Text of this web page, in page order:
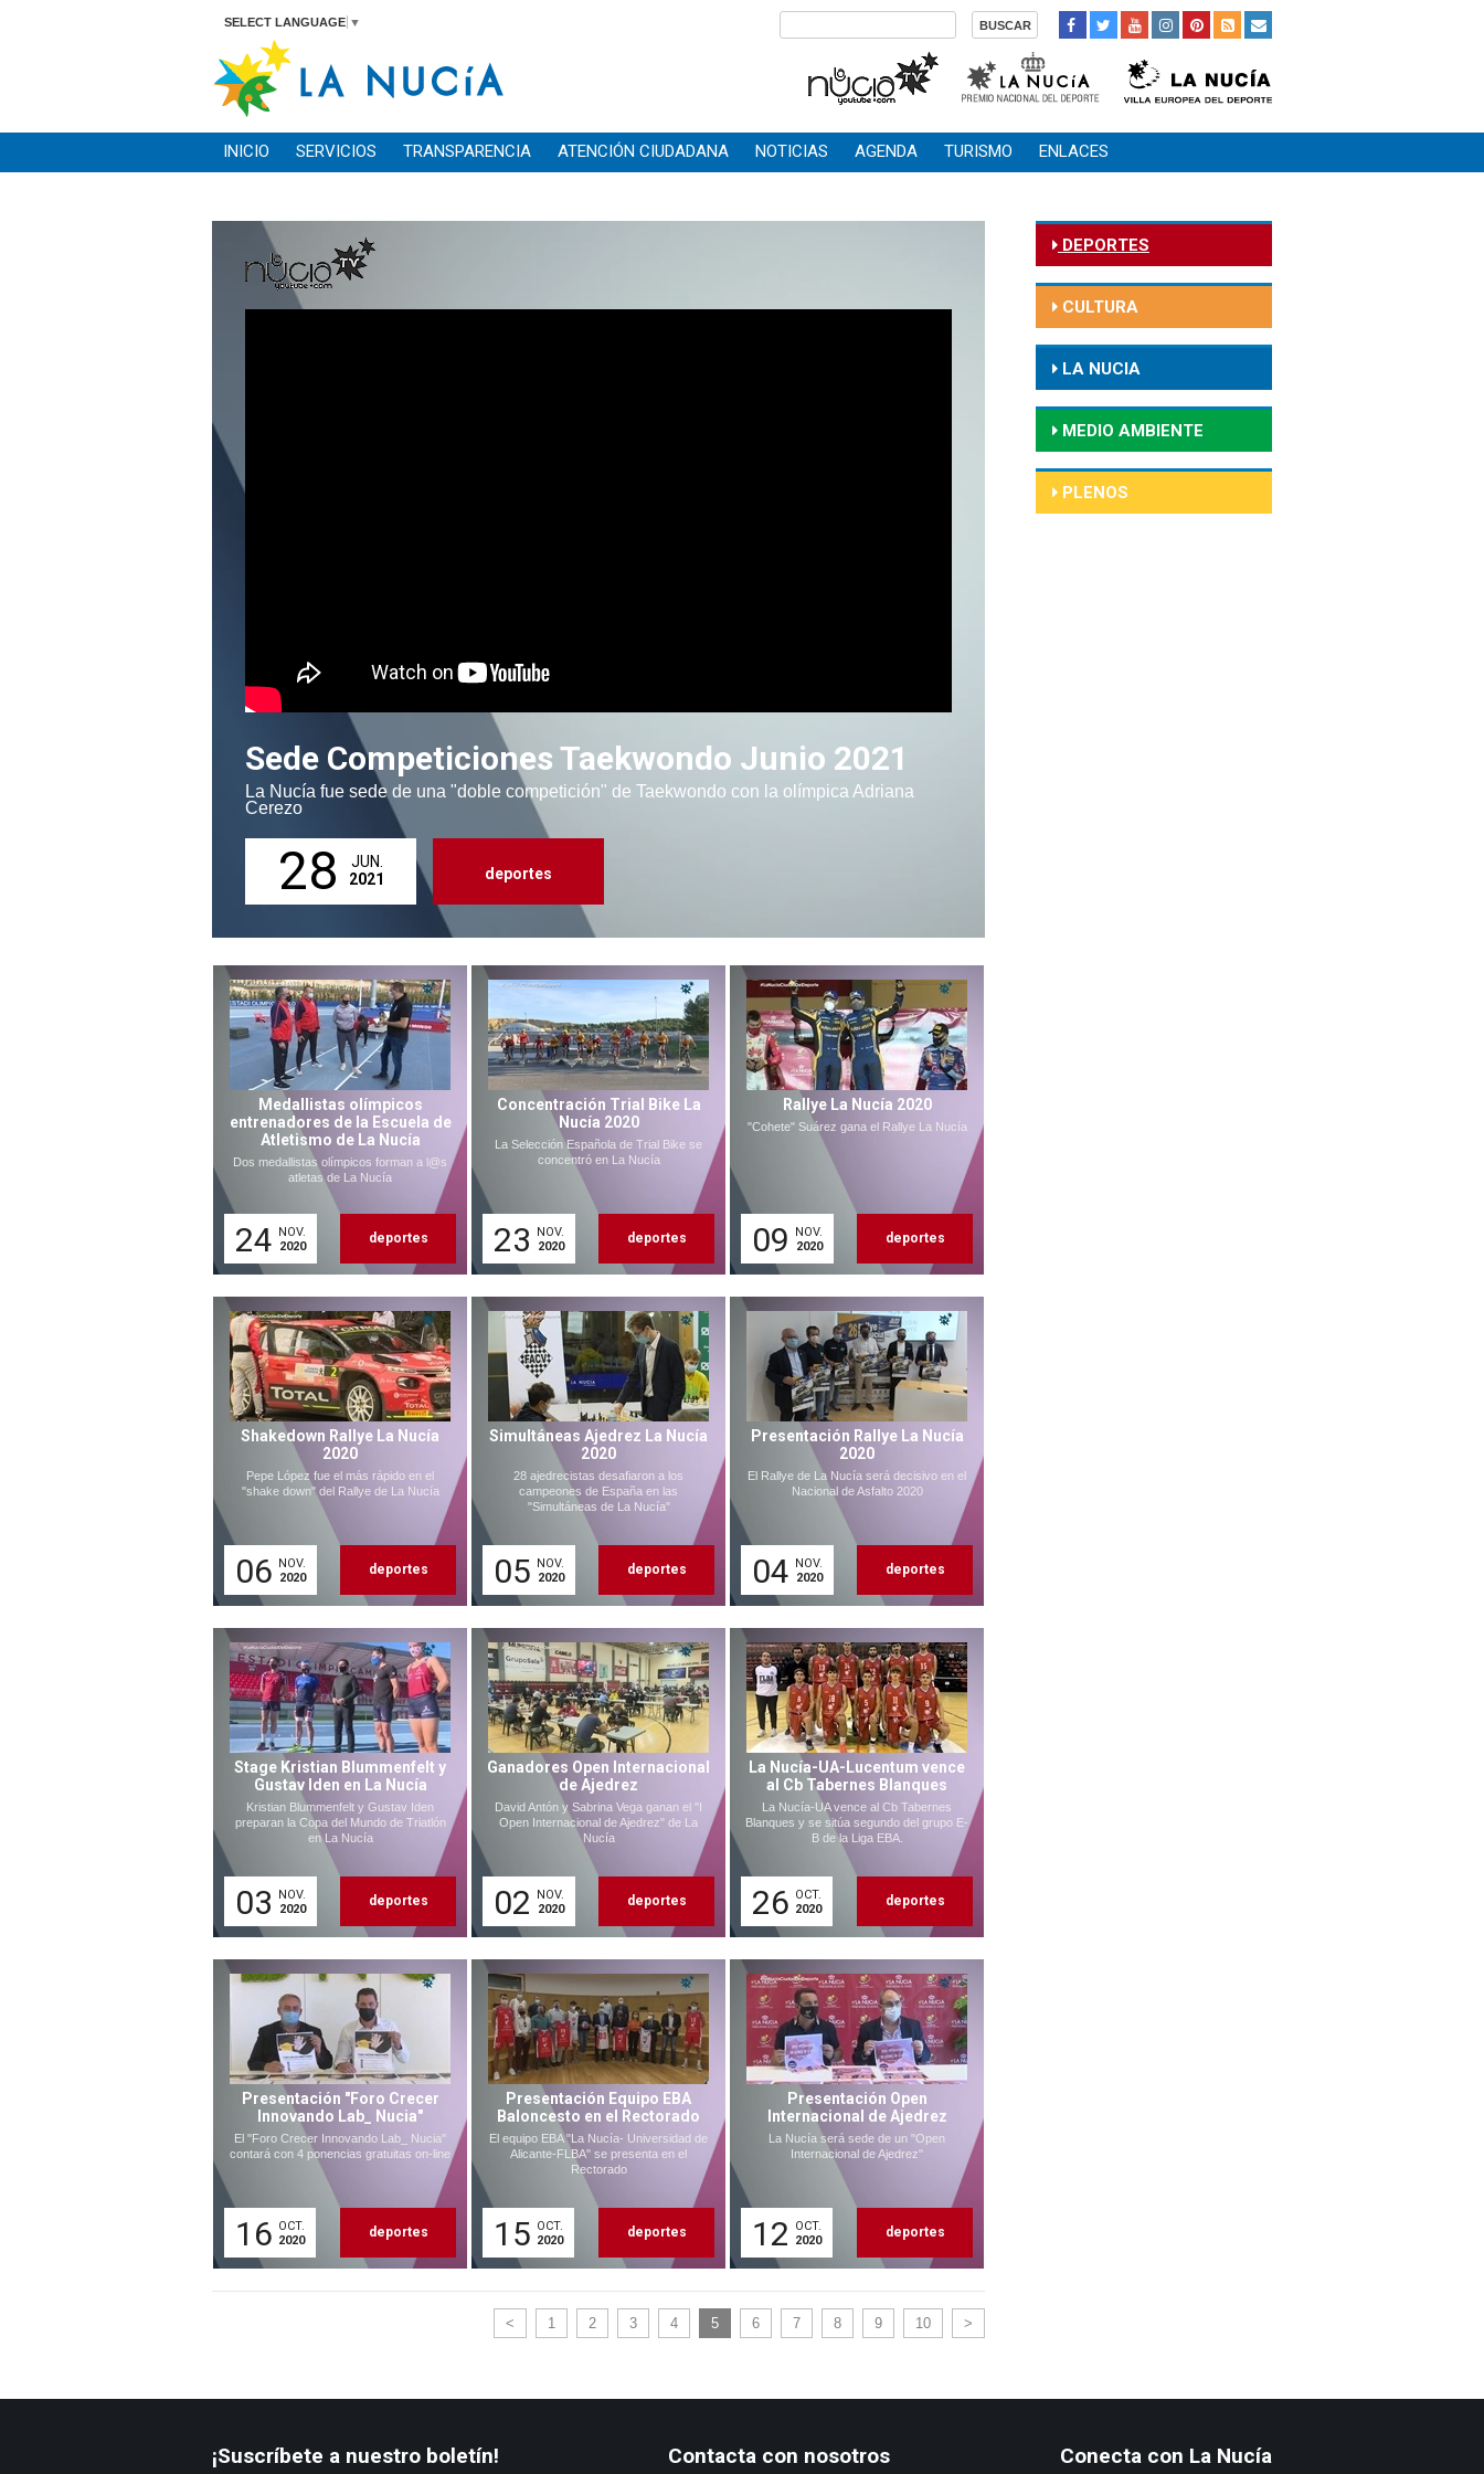
SELECT LANGUAGE ▼
INICIO SERVICIOS TRANSPARENCIA ATENCIÓN CIUDADANA NOTICIAS AGENDA TURISMO ENLACES
Sede Competiciones Taekwondo Junio 2021
La Nucía fue sede de una "doble competición" de Taekwondo con la olímpica Adriana
Cerezo
28
JUN.
2021
deportes
Medallistas olímpicos
entrenadores de la Escuela de
Atletismo de La Nucía
Dos medallistas olímpicos forman a l@s
atletas de La Nucía
24 NOV.
2020
deportes
Concentración Trial Bike La
Nucía 2020
La Selección Española de Trial Bike se
concentró en La Nucía
23
NOV.
2020
deportes
Rallye La Nucía 2020
"Cohete" Suárez gana el Rallye La Nucía
09
NOV.
2020
deportes
Shakedown Rallye La Nucía
2020
Pepe López fue el más rápido en el
"shake down" del Rallye de La Nucía
06 NOV.
2020
deportes
Simultáneas Ajedrez La Nucía
2020
28 ajedrecistas desafiaron a los
campeones de España en las
"Simultáneas de La Nucía"
05 NOV.
2020
deportes
Presentación Rallye La Nucía
2020
El Rallye de La Nucía será decisivo en el
Nacional de Asfalto 2020
04 NOV.
2020
deportes
Stage Kristian Blummenfelt y
Gustav Iden en La Nucía
Kristian Blummenfelt y Gustav Iden
preparan la Copa del Mundo de Triatlón
en La Nucía
03
NOV.
2020
deportes
Ganadores Open Internacional
de Ajedrez
David Antón y Sabrina Vega ganan el "I
Open Internacional de Ajedrez" de La
Nucía
02
NOV.
2020
deportes
La Nucía-UA-Lucentum vence
al Cb Tabernes Blanques
La Nucía-UA vence al Cb Tabernes
Blanques y se sitúa segundo del grupo E-
B de la Liga EBA.
26 OCT.
2020
deportes
Presentación "Foro Crecer
Innovando Lab_ Nucia"
El "Foro Crecer Innovando Lab_ Nucia"
contará con 4 ponencias gratuitas on-line
16 OCT.
2020
deportes
Presentación Equipo EBA
Baloncesto en el Rectorado
El equipo EBA "La Nucía- Universidad de
Alicante-FLBA" se presenta en el
Rectorado
15 OCT.
2020
deportes
Presentación Open
Internacional de Ajedrez
La Nucía será sede de un "Open
Internacional de Ajedrez"
12
OCT.
2020
deportes
< 1 2 3 4 5 6 7 8 9 10 >
DEPORTES
CULTURA
LA NUCIA
MEDIO AMBIENTE
PLENOS
¡Suscríbete a nuestro boletín! Contacta con nosotros Conecta con La Nucía